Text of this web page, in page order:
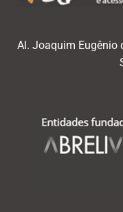
Al. Joaquim Eugênio